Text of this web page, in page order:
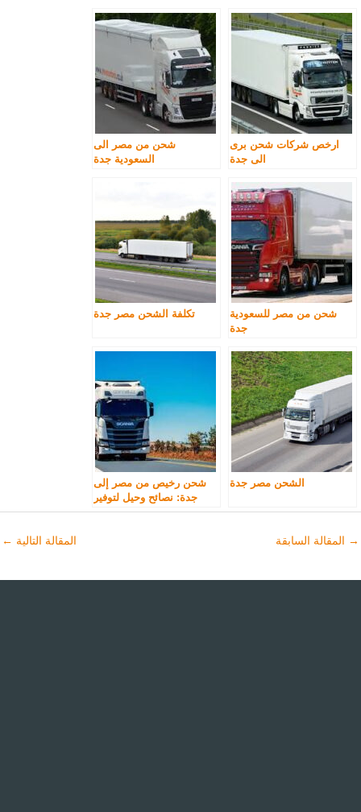
ارخص شركات شحن برى
الى جدة
شحن من مصر الى
السعودية جدة
شحن من مصر للسعودية
جدة
تكلفة الشحن مصر جدة
الشحن مصر جدة
شحن رخيص من مصر إلى
جدة: نصائح وحيل لتوفير
المال
→ المقالة السابقة المقالة التالية ←